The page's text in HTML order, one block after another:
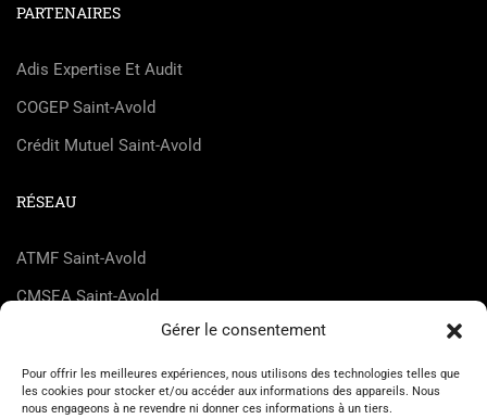
Gérer le consentement
Pour offrir les meilleures expériences, nous utilisons des technologies telles que
les cookies pour stocker et/ou accéder aux informations des appareils. Nous
nous engageons à ne revendre ni donner ces informations à un tiers.
PARTENAIRES
Adis Expertise Et Audit
COGEP Saint-Avold
Crédit Mutuel Saint-Avold
RÉSEAU
ATMF Saint-Avold
CMSEA Saint-Avold
Dice Not Found
FCPE Saint-Avold